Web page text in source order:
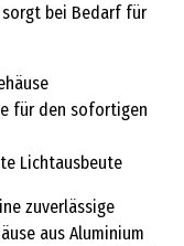
sorgt bei Bedarf für
für den sofortigen
Lichtausbeute
zuverlässige
aus Aluminium